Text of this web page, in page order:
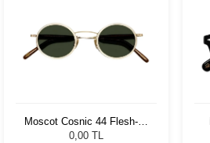
Moscot Cosnic 44 Flesh-D.
Brown/Gold G15 Pln
0,00 TL